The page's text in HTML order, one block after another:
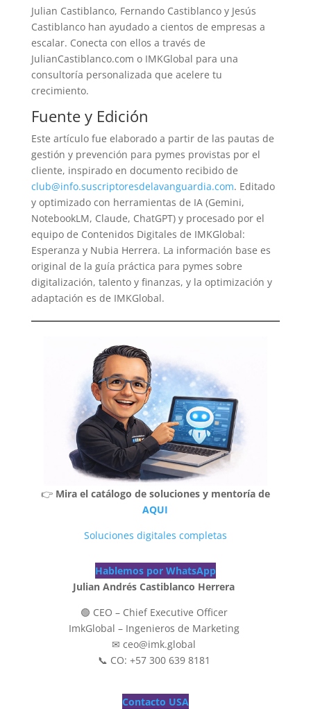
Julian Castiblanco, Fernando Castiblanco y Jesús
Castiblanco han ayudado a cientos de empresas a
escalar. Conecta con ellos a través de
JulianCastiblanco.com o IMKGlobal para una
consultoría personalizada que acelere tu
crecimiento.
Fuente y Edición
Este artículo fue elaborado a partir de las pautas de
gestión y prevención para pymes provistas por el
cliente, inspirado en documento recibido de
club@info.suscriptoresdelavanguardia.com. Editado
y optimizado con herramientas de IA (Gemini,
NotebookLM, Claude, ChatGPT) y procesado por el
equipo de Contenidos Digitales de IMKGlobal:
Esperanza y Nubia Herrera. La información base es
original de la guía práctica para pymes sobre
digitalización, talento y finanzas, y la optimización y
adaptación es de IMKGlobal.
👉 Mira el catálogo de soluciones y mentoría de
AQUI
Soluciones digitales completas
Hablemos por WhatsApp
Julian Andrés Castiblanco Herrera
🟢 CEO – Chief Executive Officer
ImkGlobal – Ingenieros de Marketing
✉ ceo@imk.global
📞 CO: +57 300 639 8181
Contacto USA